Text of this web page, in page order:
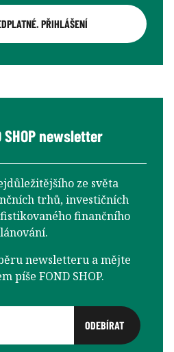
PŘIHLÁŠENÍ
SHOP newsletter
ze světa
trhů, investičních
finančního
newsletteru a mějte
píše FOND SHOP.